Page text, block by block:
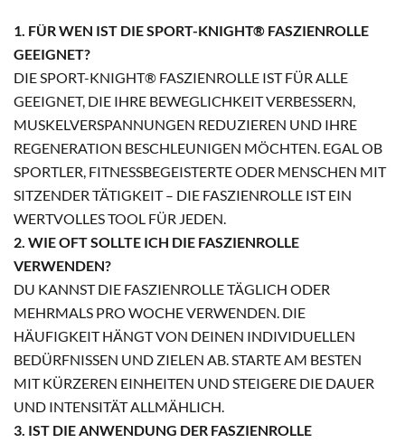
1. FÜR WEN IST DIE SPORT-KNIGHT® FASZIENROLLE
GEEIGNET?
DIE SPORT-KNIGHT® FASZIENROLLE IST FÜR ALLE
GEEIGNET, DIE IHRE BEWEGLICHKEIT VERBESSERN,
MUSKELVERSPANNUNGEN REDUZIEREN UND IHRE
REGENERATION BESCHLEUNIGEN MÖCHTEN. EGAL OB
SPORTLER, FITNESSBEGEISTERTE ODER MENSCHEN MIT
SITZENDER TÄTIGKEIT – DIE FASZIENROLLE IST EIN
WERTVOLLES TOOL FÜR JEDEN.
2. WIE OFT SOLLTE ICH DIE FASZIENROLLE
VERWENDEN?
DU KANNST DIE FASZIENROLLE TÄGLICH ODER
MEHRMALS PRO WOCHE VERWENDEN. DIE
HÄUFIGKEIT HÄNGT VON DEINEN INDIVIDUELLEN
BEDÜRFNISSEN UND ZIELEN AB. STARTE AM BESTEN
MIT KÜRZEREN EINHEITEN UND STEIGERE DIE DAUER
UND INTENSITÄT ALLMÄHLICH.
3. IST DIE ANWENDUNG DER FASZIENROLLE